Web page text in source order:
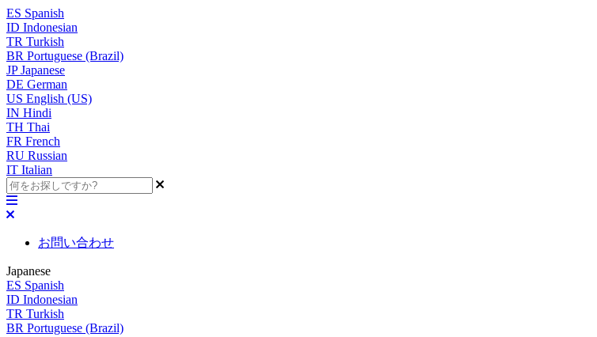
ES Spanish
ID Indonesian
TR Turkish
BR Portuguese (Brazil)
JP Japanese
DE German
US English (US)
IN Hindi
TH Thai
FR French
RU Russian
IT Italian
お問い合わせ
Japanese
ES Spanish
ID Indonesian
TR Turkish
BR Portuguese (Brazil)